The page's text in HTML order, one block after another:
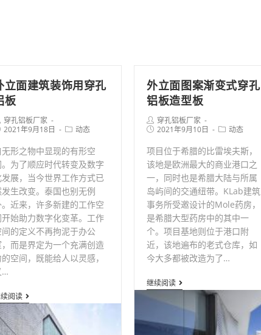
立面建筑装饰用穿孔
板
穿孔铝板厂家
2021年9月18日
Post动态
无形之物中显现的有形空
。为了顺应时代转变及数字
展，当今世界工作方式已
发生改变。泰国也别无例
近来，许多新建的工作空
开始助力数字化变革。工作
间的定义不再拘泥于办公
，而是界定为一个充满创造
的空间，既能给人以灵感，
…
阅读 外
立
面
外立面图案渐变式穿孔
铝板造型板
Post
author:
穿孔铝板厂家
Post2021年9月10日
Post动态
项目位于希腊的比雷埃夫斯，
该地是欧洲最大的商业港口之
一，同时也是希腊大陆与所属
岛屿间的交通纽带。KLab建筑
事务所受邀设计的Mole药房，
是希腊大型药房中的其中一
个。项目基地则位于港口附
近，该地遍布的老式仓库，如
今大多都被改造为了…
继续阅读
外
面
图